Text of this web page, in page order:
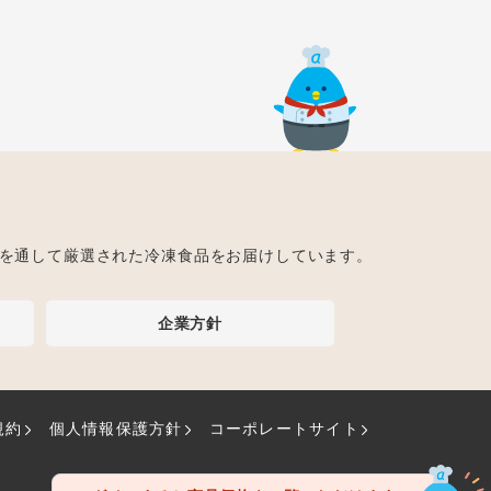
して厳選された冷凍食品をお届けしています。
企業方針
約 個人情報保護方針 コーポレートサイト